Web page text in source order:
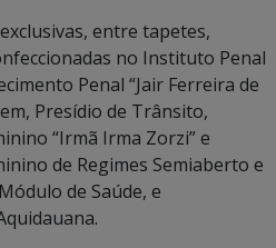
entre tapetes,
no Instituto Penal
Penal “Jair Ferreira de
Presídio de Trânsito,
“Irmã Irma Zorzi” e
de Regimes Semiaberto e
de Saúde, e